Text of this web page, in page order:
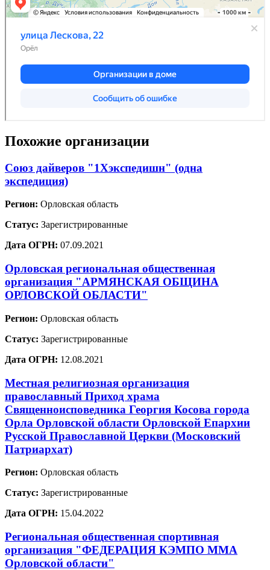
Похожие организации
Союз дайверов "1Хэкспедишн" (одна
экспедиция)
Регион: Орловская область
Статус: Зарегистрированные
Дата ОГРН: 07.09.2021
Орловская региональная общественная
организация "АРМЯНСКАЯ ОБЩИНА
ОРЛОВСКОЙ ОБЛАСТИ"
Регион: Орловская область
Статус: Зарегистрированные
Дата ОГРН: 12.08.2021
Местная религиозная организация
православный Приход храма
Священноисповедника Георгия Косова города
Орла Орловской области Орловской Епархии
Русской Православной Церкви (Московский
Патриархат)
Регион: Орловская область
Статус: Зарегистрированные
Дата ОГРН: 15.04.2022
Региональная общественная спортивная
организация "ФЕДЕРАЦИЯ КЭМПО ММА
Орловской области"